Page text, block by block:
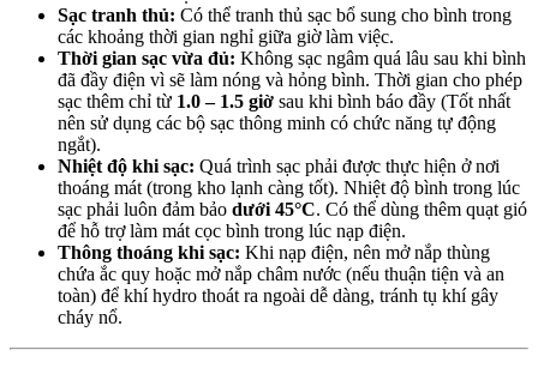
Sạc tranh thủ: Có thể tranh thủ sạc bổ sung cho bình trong
các khoảng thời gian nghỉ giữa giờ làm việc.
Thời gian sạc vừa đủ: Không sạc ngâm quá lâu sau khi bình
đã đầy điện vì sẽ làm nóng và hỏng bình. Thời gian cho phép
sạc thêm chỉ từ 1.0 – 1.5 giờ sau khi bình báo đầy (Tốt nhất
nên sử dụng các bộ sạc thông minh có chức năng tự động
ngắt).
Nhiệt độ khi sạc: Quá trình sạc phải được thực hiện ở nơi
thoáng mát (trong kho lạnh càng tốt). Nhiệt độ bình trong lúc
sạc phải luôn đảm bảo dưới 45°C. Có thể dùng thêm quạt gió
để hỗ trợ làm mát cọc bình trong lúc nạp điện.
Thông thoáng khi sạc: Khi nạp điện, nên mở nắp thùng
chứa ắc quy hoặc mở nắp châm nước (nếu thuận tiện và an
toàn) để khí hydro thoát ra ngoài dễ dàng, tránh tụ khí gây
cháy nổ.